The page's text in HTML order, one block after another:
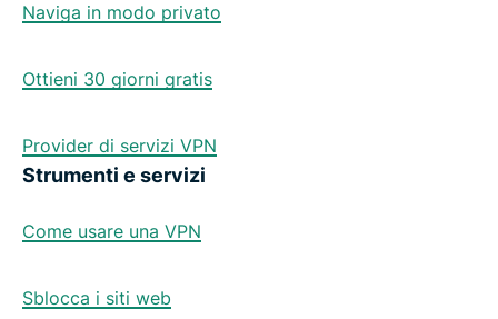
Naviga in modo privato
Ottieni 30 giorni gratis
Provider di servizi VPN
Strumenti e servizi
Come usare una VPN
Sblocca i siti web